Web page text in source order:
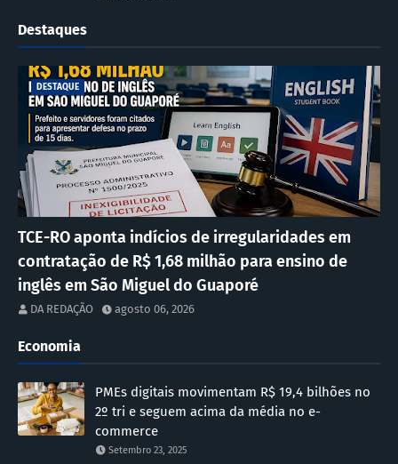
Destaques
DESTAQUE
TCE-RO aponta indícios de irregularidades em
contratação de R$ 1,68 milhão para ensino de
inglês em São Miguel do Guaporé
DA REDAÇÃO agosto 06, 2026
Economia
PMEs digitais movimentam R$ 19,4 bilhões no
2º tri e seguem acima da média no e-
commerce
Setembro 23, 2025